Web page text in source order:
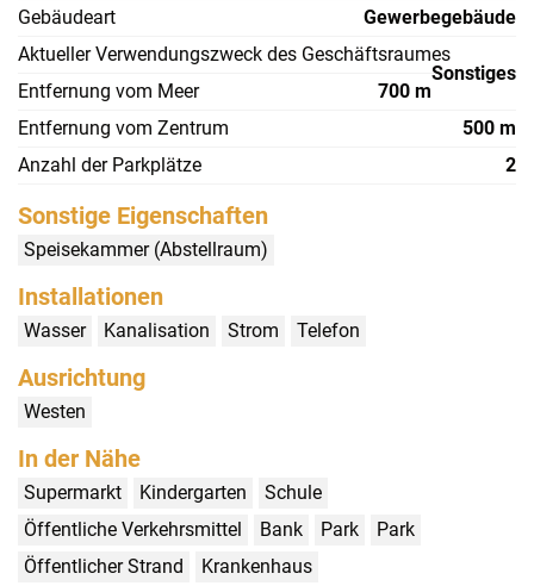
Gebäudeart
Gewerbegebäude
Aktueller Verwendungszweck des Geschäftsraumes
Sonstiges
Entfernung vom Meer
700 m
Entfernung vom Zentrum
500 m
Anzahl der Parkplätze
2
Sonstige Eigenschaften
Speisekammer (Abstellraum)
Installationen
Wasser Kanalisation Strom Telefon
Ausrichtung
Westen
In der Nähe
Supermarkt Kindergarten
Schule
Öffentliche Verkehrsmittel
Bank Park
Park
Öffentlicher Strand
Krankenhaus